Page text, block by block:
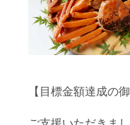
【目標金額達成の御